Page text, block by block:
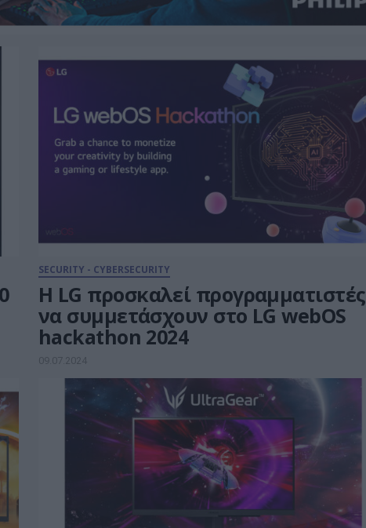
SECURITY - CYBERSECURITY
Η LG προσκαλεί προγραμματιστές
να συμμετάσχουν στο LG webOS
hackathon 2024
09.07.2024